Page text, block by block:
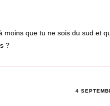
que tu ne sois du sud et
?
4